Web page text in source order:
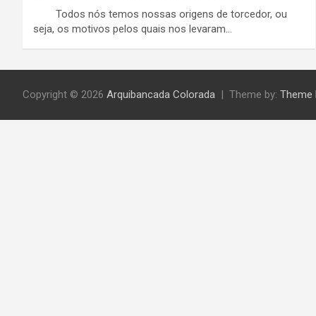
Todos nós temos nossas origens de torcedor, ou
seja, os motivos pelos quais nos levaram…
Copyright © 2026 Arquibancada Colorada Theme by: Theme